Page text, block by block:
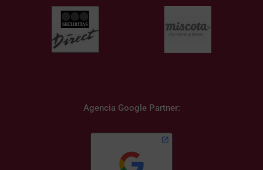
Agencia Google Partner: